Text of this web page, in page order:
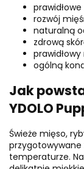
rozwój
naturalną
zdrową
ogólną
Jak
YDOLO
Świeże mięso,
przygotowywane
temperaturze.